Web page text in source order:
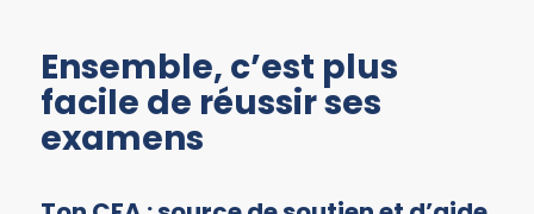
Ensemble, c’est plus
facile de réussir ses
examens